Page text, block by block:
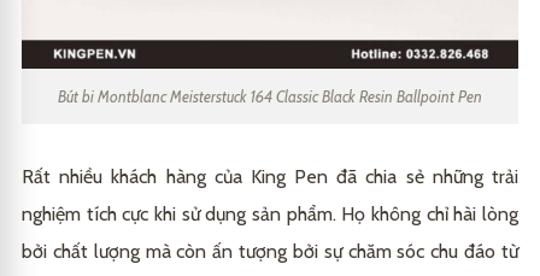
Bút bi Montblanc Meisterstuck 164 Classic Black Resin Ballpoint Pen
Rất nhiều khách hàng của King Pen đã chia sẻ những trải
nghiệm tích cực khi sử dụng sản phẩm. Họ không chỉ hài lòng
bởi chất lượng mà còn ấn tượng bởi sự chăm sóc chu đáo từ